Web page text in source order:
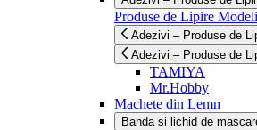
Produse de Lipire
Adezivi – Produse de
Adezivi – Produse de
TAMIYA
Mr.Hobby
Machete din Lemn
Banda si lichid de